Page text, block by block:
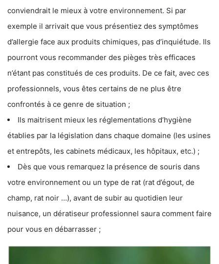
conviendrait le mieux à votre environnement. Si par
exemple il arrivait que vous présentiez des symptômes
d’allergie face aux produits chimiques, pas d’inquiétude. Ils
pourront vous recommander des pièges très efficaces
n’étant pas constitués de ces produits. De ce fait, avec ces
professionnels, vous êtes certains de ne plus être
confrontés à ce genre de situation ;
Ils maitrisent mieux les réglementations d’hygiène
établies par la législation dans chaque domaine (les usines
et entrepôts, les cabinets médicaux, les hôpitaux, etc.) ;
Dès que vous remarquez la présence de souris dans
votre environnement ou un type de rat (rat d’égout, de
champ, rat noir …), avant de subir au quotidien leur
nuisance, un dératiseur professionnel saura comment faire
pour vous en débarrasser ;